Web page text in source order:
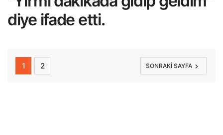
diye ifade etti.
1 2 SONRAKI SAYFA